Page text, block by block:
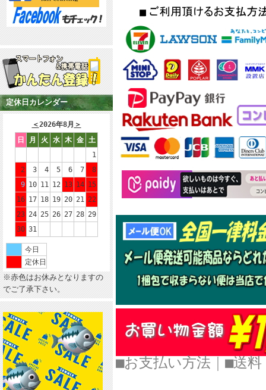
定休日カレンダー
＜2026年8月 ＞
日
月 火 水 木 金
土
1
2
3 4 5 6 7
8
9 10 11 12 13 14 15
16 17 18 19 20 21 22
23 24 25 26 27 28 29
30 31
今日
定休日
※赤色はお休みとなりますの
でご了承下さい。
■お支払い方法 ■